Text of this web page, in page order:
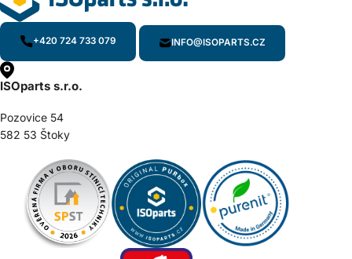
+420 724 733 079 INFO@ISOPARTS.CZ
ISOparts s.r.o.
Pozovice 54
582 53 Štoky